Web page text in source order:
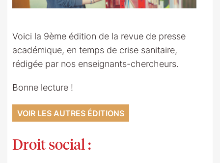
Voici la 9ème édition de la revue de presse
académique, en temps de crise sanitaire,
rédigée par nos enseignants-chercheurs.
Bonne lecture !
VOIR LES AUTRES ÉDITIONS
Droit social :